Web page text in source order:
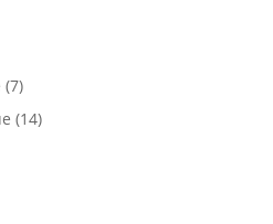
(7)
(14)